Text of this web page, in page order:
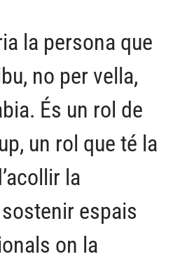
la persona que
no per vella,
És un rol de
un rol que té la
la
espais
on la